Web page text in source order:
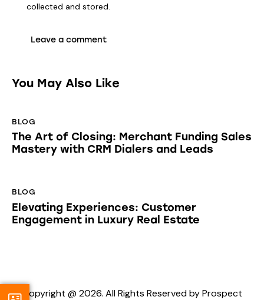
collected and stored.
You May Also Like
BLOG
The Art of Closing: Merchant Funding Sales
Mastery with CRM Dialers and Leads
BLOG
Elevating Experiences: Customer
Engagement in Luxury Real Estate
Copyright @ 2026. All Rights Reserved by Prospect